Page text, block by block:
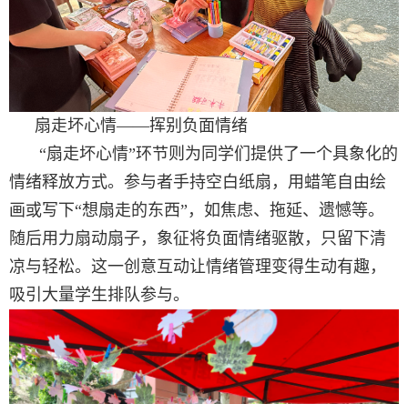
扇走坏心情——挥别负面情绪
“扇走坏心情”环节则为同学们提供了一个具象化的
情绪释放方式。 参与者手持空白纸扇 ， 用蜡笔自由绘
画或写下“想扇走的东西”， 如焦虑、 拖延、 遗憾等。
随后用力扇动扇子， 象征将负面情绪驱散， 只留下清
凉与轻松。 这一创意互动让情绪管理变得生动有趣 ，
吸引大量学生排队参与。